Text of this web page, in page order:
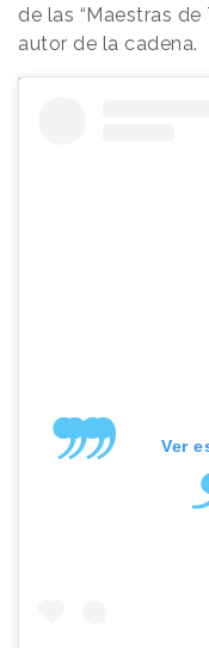
de las “Maestras de
autor de la cadena.
Ver